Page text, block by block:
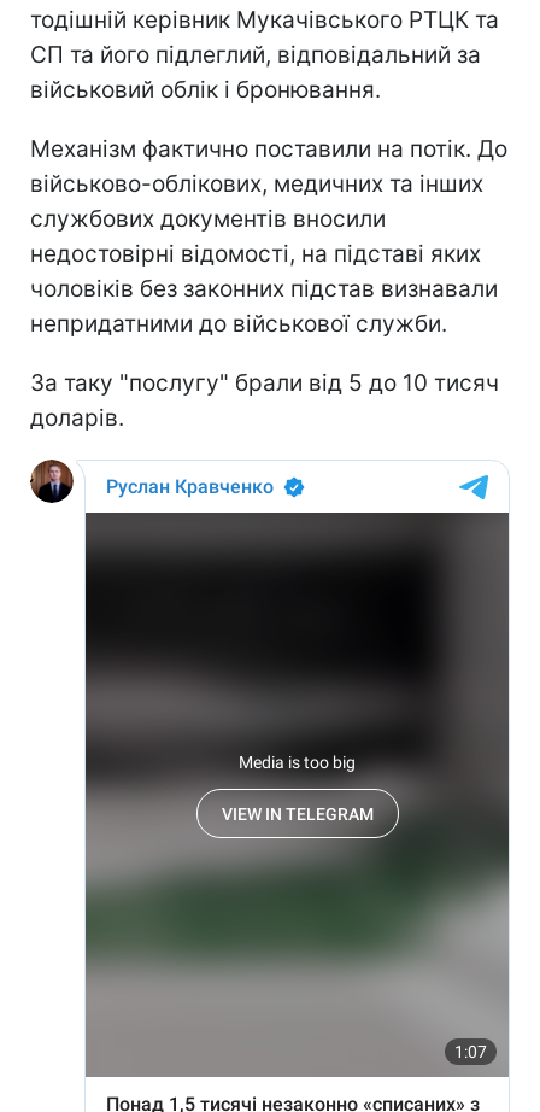
тодішній керівник Мукачівського РТЦК та
СП та його підлеглий, відповідальний за
військовий облік і бронювання.
Механізм фактично поставили на потік. До
військово-облікових, медичних та інших
службових документів вносили
недостовірні відомості, на підставі яких
чоловіків без законних підстав визнавали
непридатними до військової служби.
За таку "послугу" брали від 5 до 10 тисяч
доларів.